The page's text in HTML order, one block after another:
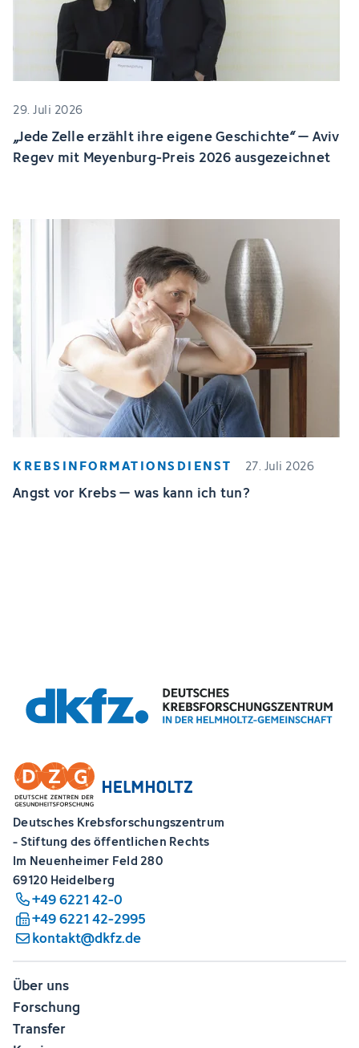
29. Juli 2026
„Jede Zelle erzählt ihre eigene Geschichte“ – Aviv
Regev mit Meyenburg-Preis 2026 ausgezeichnet
KREBSINFORMATIONSDIENST 27. Juli 2026
Angst vor Krebs – was kann ich tun?
Deutsches Krebsforschungszentrum
- Stiftung des öffentlichen Rechts
Im Neuenheimer Feld 280
69120 Heidelberg
+49 6221 42-0
+49 6221 42-2995
kontakt@dkfz.de
Über uns
Forschung
Transfer